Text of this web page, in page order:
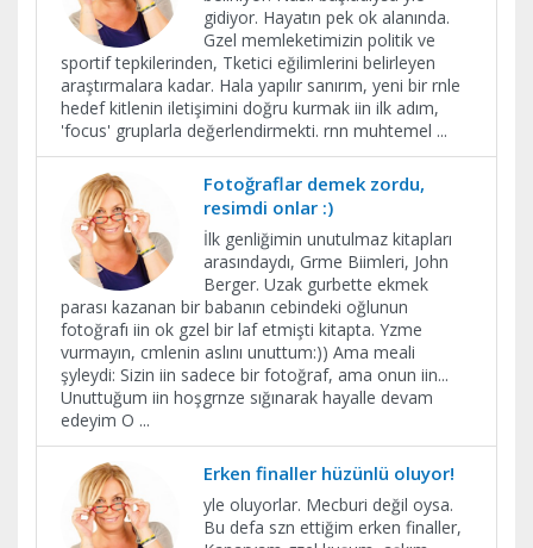
gidiyor. Hayatın pek ok alanında.
Gzel memleketimizin politik ve
sportif tepkilerinden, Tketici eğilimlerini belirleyen
araştırmalara kadar. Hala yapılır sanırım, yeni bir rnle
hedef kitlenin iletişimini doğru kurmak iin ilk adım,
'focus' gruplarla değerlendirmekti. rnn muhtemel ...
Fotoğraflar demek zordu,
resimdi onlar :)
İlk genliğimin unutulmaz kitapları
arasındaydı, Grme Biimleri, John
Berger. Uzak gurbette ekmek
parası kazanan bir babanın cebindeki oğlunun
fotoğrafı iin ok gzel bir laf etmişti kitapta. Yzme
vurmayın, cmlenin aslını unuttum:)) Ama meali
şyleydi: Sizin iin sadece bir fotoğraf, ama onun iin...
Unuttuğum iin hoşgrnze sığınarak hayalle devam
edeyim O ...
Erken finaller hüzünlü oluyor!
yle oluyorlar. Mecburi değil oysa.
Bu defa szn ettiğim erken finaller,